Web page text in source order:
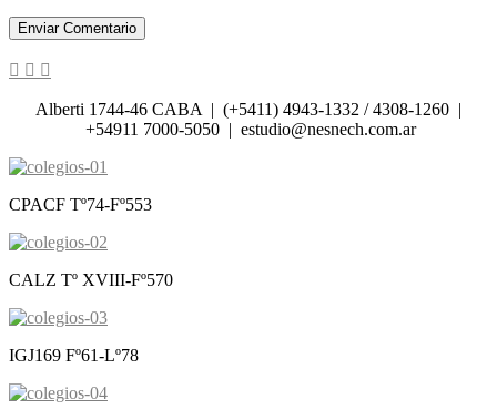
Alberti 1744-46 CABA | (+5411) 4943-1332 / 4308-1260 |
+54911 7000-5050 | estudio@nesnech.com.ar
CPACF Tº74-Fº553
CALZ Tº XVIII-Fº570
IGJ169 Fº61-Lº78